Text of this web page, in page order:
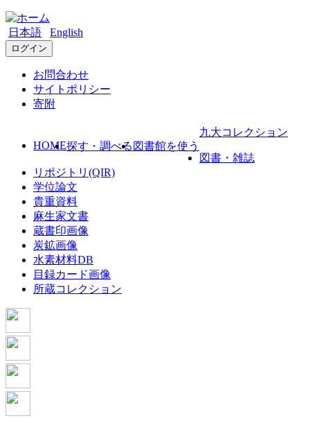
日本語 English
ログイン
お問合わせ
サイトポリシー
寄附
HOME探す・調べる 図書館を使う
九大コレクション
図書・雑誌
リポジトリ(QIR)
学位論文
貴重資料
麻生家文書
蔵書印画像
炭鉱画像
水素材料DB
目録カード画像
所蔵コレクション